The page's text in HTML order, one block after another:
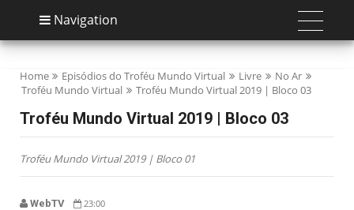
Navigation
Home Episódios do Troféu Mundo Virtual Livre
No Ar
Troféu Mundo Virtual
Troféu Mundo Virtual 2019 | Bloco 03
Troféu Mundo Virtual 2019 | Bloco 03
Troféu Mundo Virtual 2019 | Bloco 01
WebTV 23:00